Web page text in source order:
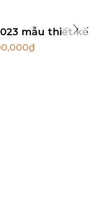
mẫu thiết kế
₫